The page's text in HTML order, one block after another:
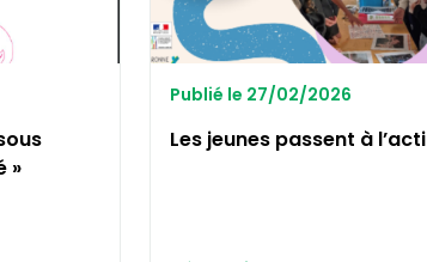
»
Publié le 27/02/2026
Les jeunes passent à